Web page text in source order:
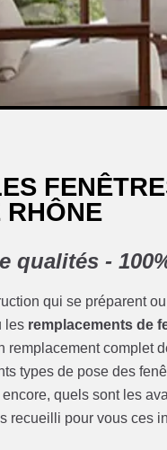
RHÔNE
qualités -
qui se préparent
les remplacements de
remplacement complet
types de pose des
encore, quels sont les
recueilli pour vous ces